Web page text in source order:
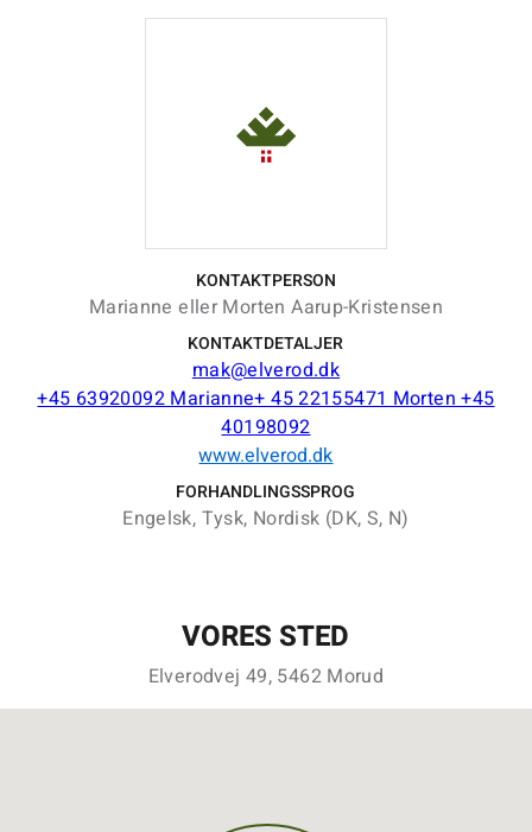
KONTAKTPERSON
Marianne eller Morten Aarup-Kristensen
KONTAKTDETALJER
mak@elverod.dk
+45 63920092 Marianne+ 45 22155471 Morten +45
40198092
www.elverod.dk
FORHANDLINGSSPROG
Engelsk, Tysk, Nordisk (DK, S, N)
VORES STED
Elverodvej 49, 5462 Morud